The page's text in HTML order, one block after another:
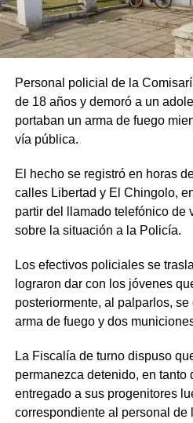
Personal policial de la
de 18 años y demoró a un
portaban un arma de fuego
vía pública.
El hecho se registró en horas
calles Libertad y El Chingolo,
partir del llamado telefónico de
sobre la situación a la Policía.
Los efectivos policiales se
lograron dar con los jóvenes
posteriormente, al palparlos,
arma de fuego y dos
La Fiscalía de turno dispuso
permanezca detenido, en tanto
entregado a sus progenitores
correspondiente al personal de